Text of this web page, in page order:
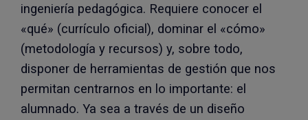
ingeniería pedagógica. Requiere conocer el
«qué» (currículo oficial), dominar el «cómo»
(metodología y recursos) y, sobre todo,
disponer de herramientas de gestión que nos
permitan centrarnos en lo importante: el
alumnado. Ya sea a través de un diseño